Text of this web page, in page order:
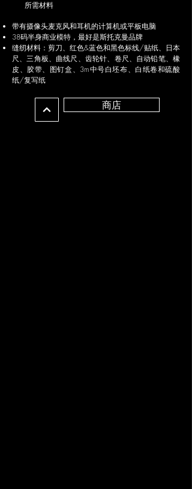
所需材料
带有摄像头麦克风和耳机的计算机或平板电脑
38码半身商业模特，最好是斯托克曼品牌
缝纫材料：剪刀、红色&蓝色和黑色标线/贴纸、日本
尺、三角板、曲线尺、齿轮针、卷尺、自动铅笔、橡
皮、胶带、图钉盒、3m中号白坯布、白纸卷和硫酸
纸/复写纸
商店